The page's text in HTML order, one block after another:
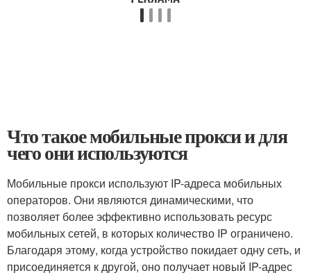
Что такое мобильные прокси и для
чего они используются
Мобильные прокси используют IP-адреса мобильных
операторов. Они являются динамическими, что
позволяет более эффективно использовать ресурс
мобильных сетей, в которых количество IP ограничено.
Благодаря этому, когда устройство покидает одну сеть, и
присоединяется к другой, оно получает новый IP-адрес